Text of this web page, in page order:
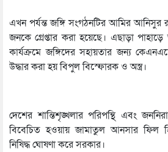
এখন পর্যন্ত জঙ্গি সংগঠনটির আমির
জনকে গ্রেপ্তার করা হয়েছে। এছাড়া পাহাড়ে
কার্যক্রমে জঙ্গিদের সহায়তার জন্য
উদ্ধার করা হয় বিপুল বিস্ফোরক ও অস্ত্র।
দেশের শান্তিশৃঙ্খলার পরিপন্থি এবং
বিবেচিত হওয়ায় জামাতুল আনসার ফিল
নিষিদ্ধ ঘোষণা করে সরকার।